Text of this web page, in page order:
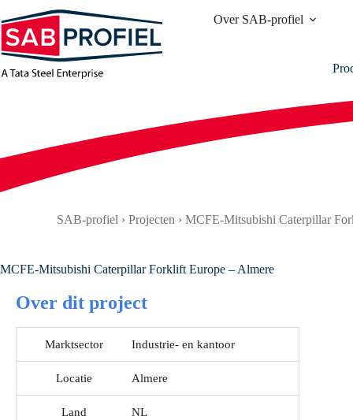
naar
de
inhoud
Over SAB-profiel
SAB-profiel › Projecten › MCFE-Mitsubishi Caterpillar
MCFE-Mitsubishi Caterpillar Forklift Europe – Almere
Over dit project
Marktsector Industrie- en kantoor
Locatie Almere
Land NL